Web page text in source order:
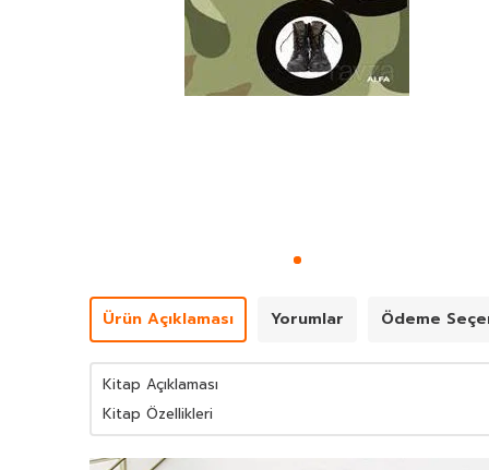
Ürün Açıklaması Yorumlar Ödeme
Kitap Açıklaması
Kitap Özellikleri